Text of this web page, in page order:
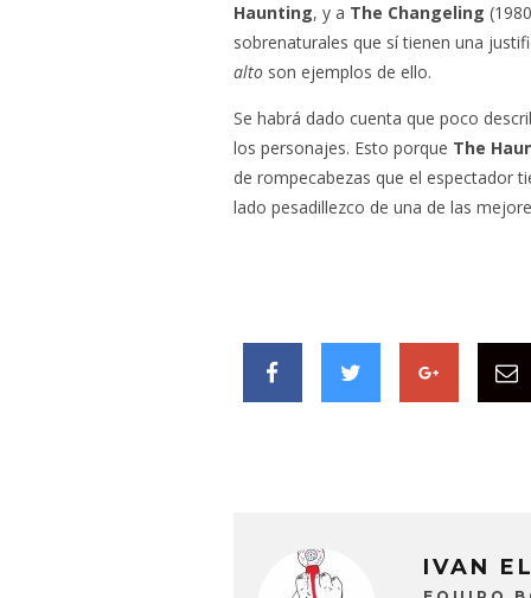
Haunting, y a The Changeling
sobrenaturales que sí tienen una
alto son ejemplos de ello.
Se habrá dado cuenta que poco
los personajes. Esto porque The
de rompecabezas que el espectador
lado pesadillezco de una de las
IVAN